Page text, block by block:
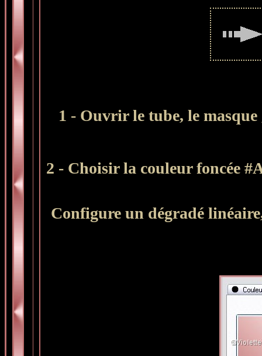
1 - Ouvrir le tube, le
2 - Choisir la couleur foncée
Configure un dégradé